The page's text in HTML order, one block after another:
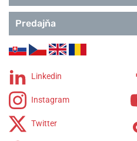
Predajňa
Linkedin
Instagram
Twitter